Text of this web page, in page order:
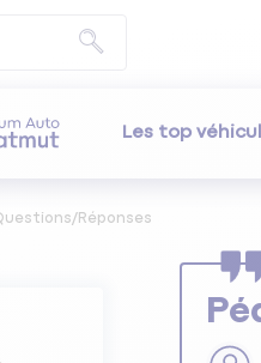
Les top
Réponses